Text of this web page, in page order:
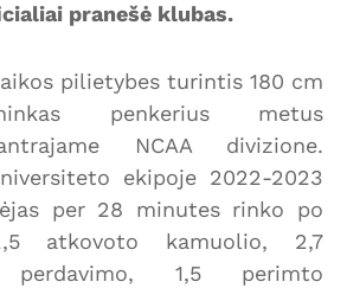
pranešė klubas.
pilietybes turintis 180 cm
penkerius metus
NCAA divizione.
ekipoje 2022-2023
per 28 minutes rinko po
atkovoto kamuolio, 2,7
perdavimo, 1,5 perimto